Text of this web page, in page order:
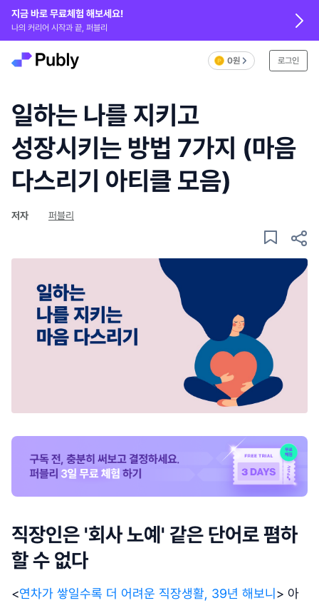
지금 바로 무료체험 해보세요!
나의 커리어 시작과 끝, 퍼블리
0원 로그인
일하는 나를 지키고
성장시키는 방법 7가지 (마음
다스리기 아티클 모음)
저자 퍼블리
직장인은 '회사 노예' 같은 단어로 폄하
할 수 없다
<연차가 쌓일수록 더 어려운 직장생활, 39년 해보니 > 아